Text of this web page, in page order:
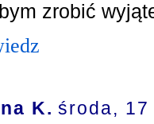
zrobić
K. środa,